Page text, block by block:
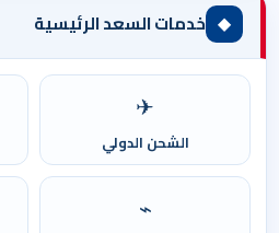
◆ خدمات السعد الرئيسية
✈
الشحن الدولي
⌁